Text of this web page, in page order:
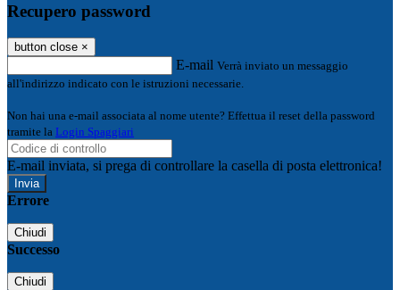
Recupero password
button close ×
E-mail Verrà inviato un messaggio
all'indirizzo indicato con le istruzioni necessarie.
Non hai una e-mail associata al nome utente? Effettua il reset della password
tramite la Login Spaggiari
E-mail inviata, si prega di controllare la casella di posta elettronica!
Errore
Chiudi
Successo
Chiudi